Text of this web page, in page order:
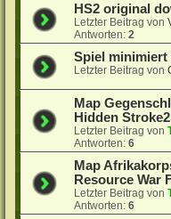
HS2 original
Letzter Beitrag von
Antworten:2
Spiel
Letzter Beitrag von
Map
Hidden
Letzter Beitrag von
Antworten:6
Map
Resource War
Letzter Beitrag von
Antworten:6